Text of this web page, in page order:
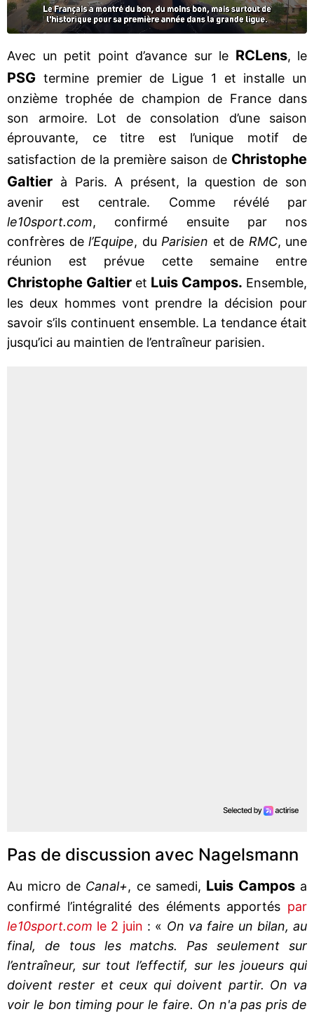
Avec un petit point d’avance sur le RCLens, le
PSG termine premier de Ligue 1 et installe un
onzième trophée de champion de France dans
son armoire. Lot de consolation d’une saison
éprouvante, ce titre est l’unique motif de
satisfaction de la première saison de Christophe
Galtier à Paris. A présent, la question de son
avenir est centrale. Comme révélé par
le10sport.com, confirmé ensuite par nos
confrères de l’Equipe, du Parisien et de RMC, une
réunion est prévue cette semaine entre
Christophe Galtier et Luis Campos. Ensemble,
les deux hommes vont prendre la décision pour
savoir s’ils continuent ensemble. La tendance était
jusqu’ici au maintien de l’entraîneur parisien.
Pas de discussion avec Nagelsmann
Au micro de Canal+, ce samedi, Luis Camposa
confirmé l’intégralité des éléments apportés par
le10sport.com le 2 juin : « On va faire un bilan, au
final, de tous les matchs. Pas seulement sur
l’entraîneur, sur tout l’effectif, sur les joueurs qui
doivent rester et ceux qui doivent partir. On va
voir le bon timing pour le faire. On n'a pas pris de